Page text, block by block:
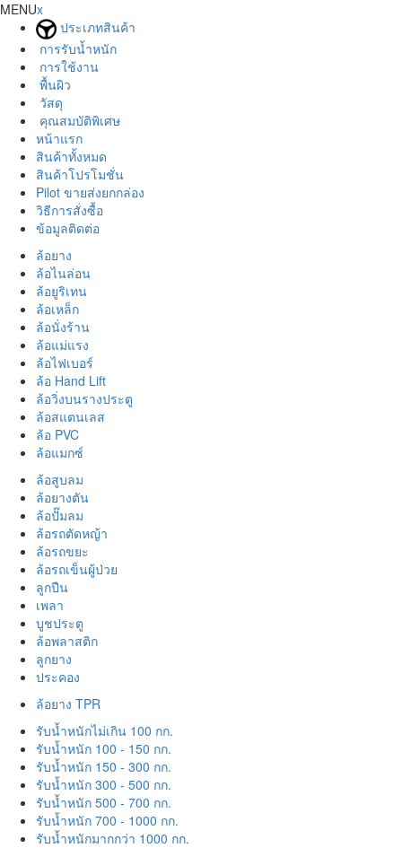
MENUx
ประเภทสินค้า
การรับน้ำหนัก
การใช้งาน
พื้นผิว
วัสดุ
คุณสมบัติพิเศษ
หน้าแรก
สินค้าทั้งหมด
สินค้าโปรโมชั่น
Pilot ขายส่งยกกล่อง
วิธีการสั่งซื้อ
ข้อมูลติดต่อ
ล้อยาง
ล้อไนล่อน
ล้อยูริเทน
ล้อเหล็ก
ล้อนั่งร้าน
ล้อแม่แรง
ล้อไฟเบอร์
ล้อ Hand Lift
ล้อวิ่งบนรางประตู
ล้อสแตนเลส
ล้อ PVC
ล้อแมกซ์
ล้อสูบลม
ล้อยางตัน
ล้อปั๊มลม
ล้อรถตัดหญ้า
ล้อรถขยะ
ล้อรถเข็นผู้ป่วย
ลูกปืน
เพลา
บูชประตู
ล้อพลาสติก
ลูกยาง
ประคอง
ล้อยาง TPR
รับน้ำหนักไม่เกิน 100 กก.
รับน้ำหนัก 100 - 150 กก.
รับน้ำหนัก 150 - 300 กก.
รับน้ำหนัก 300 - 500 กก.
รับน้ำหนัก 500 - 700 กก.
รับน้ำหนัก 700 - 1000 กก.
รับน้ำหนักมากกว่า 1000 กก.